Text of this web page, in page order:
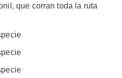
que corran toda la ruta